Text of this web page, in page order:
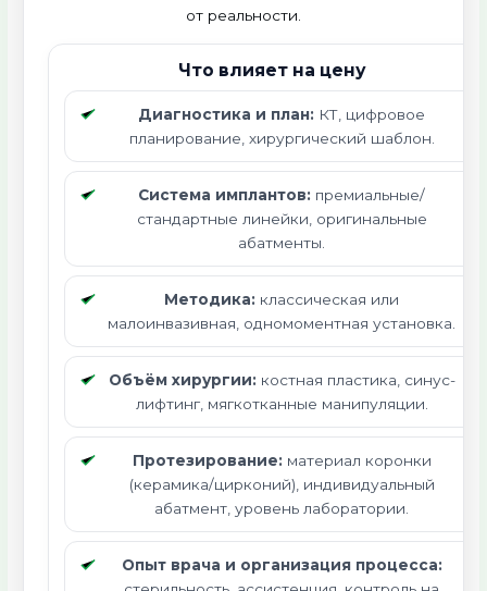
от реальности.
Что влияет на цену
Диагностика и план: КТ, цифровое
планирование, хирургический шаблон.
Система имплантов: премиальные/
стандартные линейки, оригинальные
абатменты.
Методика: классическая или
малоинвазивная, одномоментная установка.
Объём хирургии: костная пластика, синус-
лифтинг, мягкотканные манипуляции.
Протезирование: материал коронки
(керамика/цирконий), индивидуальный
абатмент, уровень лаборатории.
Опыт врача и организация процесса: